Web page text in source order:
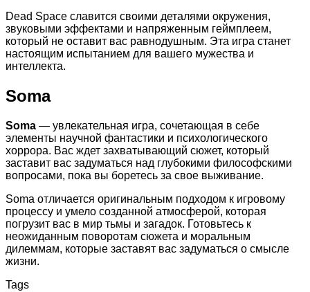
Dead Space славится своими деталями окружения,
звуковыми эффектами и напряженным геймплеем,
который не оставит вас равнодушным. Эта игра станет
настоящим испытанием для вашего мужества и
интеллекта.
Soma
Soma — увлекательная игра, сочетающая в себе
элементы научной фантастики и психологического
хоррора. Вас ждет захватывающий сюжет, который
заставит вас задуматься над глубокими философскими
вопросами, пока вы боретесь за свое выживание.
Soma отличается оригинальным подходом к игровому
процессу и умело созданной атмосферой, которая
погрузит вас в мир тьмы и загадок. Готовьтесь к
неожиданным поворотам сюжета и моральным
дилеммам, которые заставят вас задуматься о смысле
жизни.
Tags